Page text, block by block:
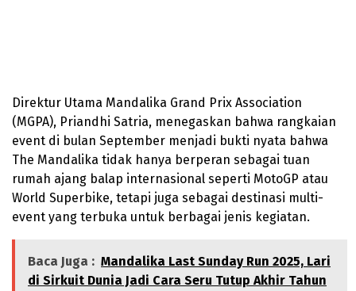
Direktur Utama Mandalika Grand Prix Association
(MGPA), Priandhi Satria, menegaskan bahwa rangkaian
event di bulan September menjadi bukti nyata bahwa
The Mandalika tidak hanya berperan sebagai tuan
rumah ajang balap internasional seperti MotoGP atau
World Superbike, tetapi juga sebagai destinasi multi-
event yang terbuka untuk berbagai jenis kegiatan.
Baca Juga : Mandalika Last Sunday Run 2025, Lari
di Sirkuit Dunia Jadi Cara Seru Tutup Akhir Tahun